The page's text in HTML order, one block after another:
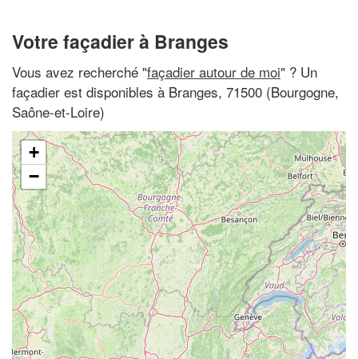
Votre façadier à Branges
Vous avez recherché "façadier autour de moi" ? Un
façadier est disponibles à Branges, 71500 (Bourgogne,
Saône-et-Loire)
+
−